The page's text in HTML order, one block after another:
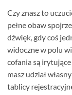
Czy znasz to
pełne obaw
dźwięk, gdy coś
widoczne w polu
cofania są irytujące
masz udział
tablicy